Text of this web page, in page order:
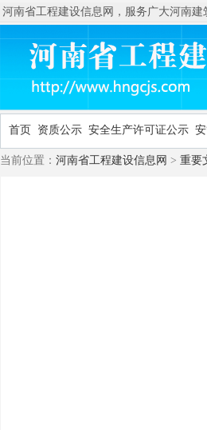
河南省工程建设信息网，服务广大河南建
首页 资质公示 安全生产许可证公示
当前位置： 河南省工程建设信息网 > 重要